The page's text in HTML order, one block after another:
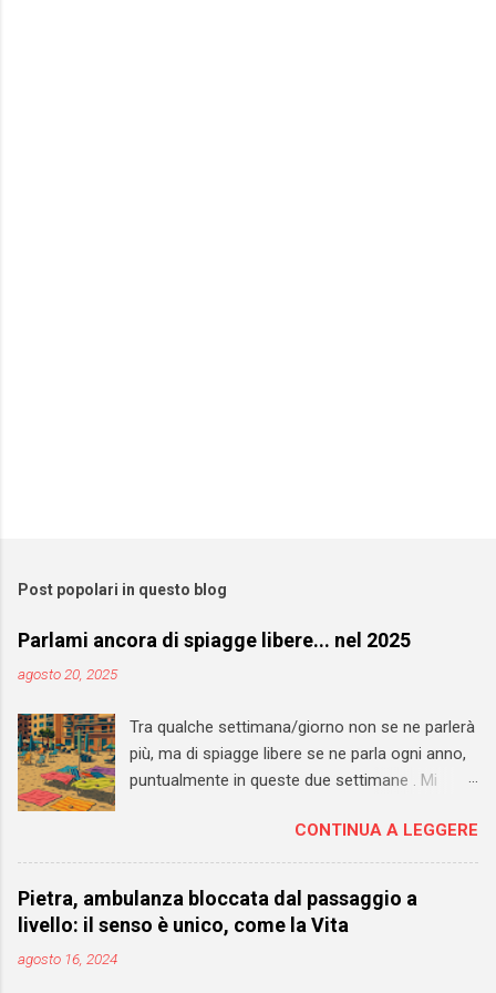
Post popolari in questo blog
Parlami ancora di spiagge libere... nel 2025
agosto 20, 2025
Tra qualche settimana/giorno non se ne parlerà
più, ma di spiagge libere se ne parla ogni anno,
puntualmente in queste due settimane . Mi
per questi spazi pubblici. Sarebbe un'occasione
importante per rivedere TOTALMENTE la loro
gestione. Sono andato a vedere sul mio blog
personale e ho trovato un pezzo datato 2013 in
cui chiedevo - a Pietra, ma in realtà il discorso
CONTINUA A LEGGERE
Pietra, ambulanza bloccata dal passaggio a
livello: il senso è unico, come la Vita
agosto 16, 2024